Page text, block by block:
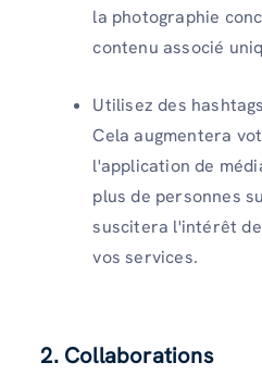
la photographie
contenu associé
Utilisez des
Cela augmentera
l'application de
plus de personnes
suscitera l'intérêt
vos services.
2. Collaborations